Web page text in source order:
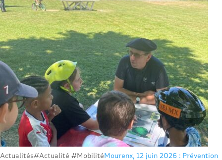
Actualités#Actualité #MobilitéMourenx, 12 juin 2026 : Prévention